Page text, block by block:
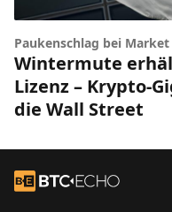
Paukenschlag bei
Wintermute
Lizenz – Krypto-
die Wall Street
Zur Startseite